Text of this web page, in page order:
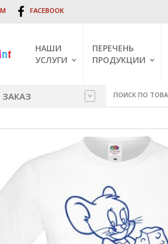
FACEBOOK
НАШИ
УСЛУГИ
ПЕЧАТЬ НА ФУТБОЛКАХ
ПЕЧАТЬ НА ЧАШКАХ
ЦИФРОВАЯ ПЕЧАТЬ
ШИРОКОФОРМАТНАЯ
ПЕЧАТЬ НА ДИСКАХ CD,
ПЕЧАТЬ ФОТОГРАФИЙ
ПОСЛЕПЕЧАТНАЯ
ОБРАБОТКА
ПЕРЕЧЕНЬ
ПРОДУКЦИИ
ДИПЛОМЫ И
ЛИСТОВКИ, ФЛАЕРА
ОТКРЫТКИ
ЭТИКЕТКИ НА
ФОТО НА
ТРЕБОВАНИЯ К
МАКЕТАМ
БЕЛЫЕ ЧАШКИ
ЦВЕТНЫЕ
ЧАШКИ-
Я ЛЮБЛЮ